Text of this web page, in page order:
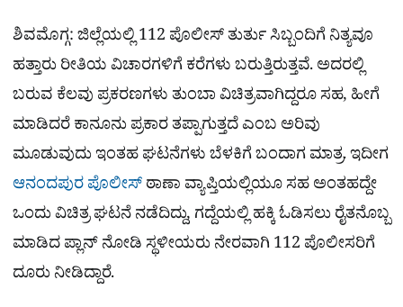
ಶಿವಮೊಗ್ಗ: ಜಿಲ್ಲೆಯಲ್ಲಿ 112 ಪೊಲೀಸ್ ತುರ್ತು ಸಿಬ್ಬಂದಿಗೆ ನಿತ್ಯವೂ
ಹತ್ತಾರು ರೀತಿಯ ವಿಚಾರಗಳಿಗೆ ಕರೆಗಳು ಬರುತ್ತಿರುತ್ತವೆ. ಅದರಲ್ಲಿ
ಬರುವ ಕೆಲವು ಪ್ರಕರಣಗಳು ತುಂಬಾ ವಿಚಿತ್ರವಾಗಿದ್ದರೂ ಸಹ, ಹೀಗೆ
ಮಾಡಿದರೆ ಕಾನೂನು ಪ್ರಕಾರ ತಪ್ಪಾಗುತ್ತದೆ ಎಂಬ ಅರಿವು
ಮೂಡುವುದು ಇಂತಹ ಘಟನೆಗಳು ಬೆಳಕಿಗೆ ಬಂದಾಗ ಮಾತ್ರ. ಇದೀಗ
ಆನಂದಪುರಪೊಲೀಸ್ಠಾಣಾ ವ್ಯಾಪ್ತಿಯಲ್ಲಿಯೂ ಸಹ ಅಂತಹದ್ದೇ
ಒಂದು ವಿಚಿತ್ರ ಘಟನೆ ನಡೆದಿದ್ದು, ಗದ್ದೆಯಲ್ಲಿ ಹಕ್ಕಿ ಓಡಿಸಲು ರೈತನೊಬ್ಬ
ಮಾಡಿದ ಪ್ಲಾನ್ ನೋಡಿ ಸ್ಥಳೀಯರು ನೇರವಾಗಿ 112 ಪೊಲೀಸರಿಗೆ
ದೂರು ನೀಡಿದ್ದಾರೆ.